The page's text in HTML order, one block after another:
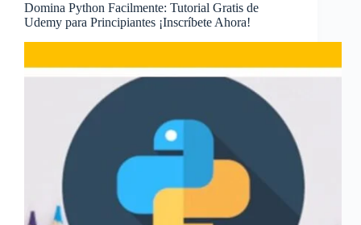
Domina Python Facilmente: Tutorial Gratis de
Udemy para Principiantes ¡Inscríbete Ahora!